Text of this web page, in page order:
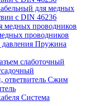
для медных
с DIN 46236
проводников
Пружина
слаботочный
Сжим
Система